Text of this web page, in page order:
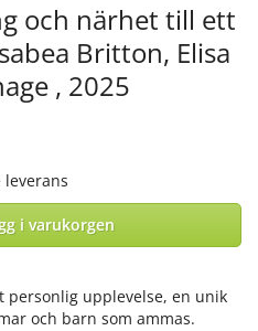
och närhet till ett
Britton, Elisa
, 2025
leverans
i varukorgen
personlig upplevelse, en unik
och barn som ammas.